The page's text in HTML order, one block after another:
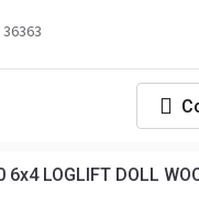
LOGLIFT DOLL